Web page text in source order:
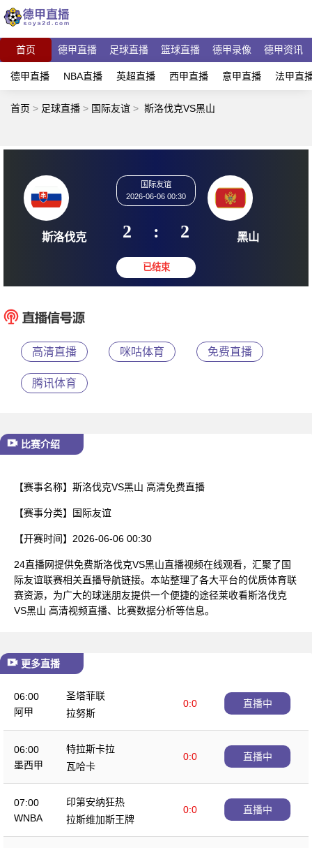
首页 德甲直播 足球直播 篮球直播 德甲录像 德甲资讯
德甲直播 NBA直播 英超直播 西甲直播 意甲直播 法甲直
首页 > 足球直播 > 国际友谊 > 斯洛伐克VS黑山
斯洛伐克
国际友谊
2026-06-06 00:30
2 : 2 黑
高清直播 咪咕体育 免费直播
腾讯体育
比赛介绍
【赛事名称】 斯洛伐克VS黑山 高清免费直播
【赛事分类】 国际友谊
【开赛时间】 2026-06-06 00:30
24直播网提供免费斯洛伐克VS黑山直播视频在线观看，汇聚了国
际友谊联赛相关直播导航链接。本站整理了各大平台的优质体育联
赛资源，为广大的球迷朋友提供一个便捷的途径莱收看斯洛伐克
VS黑山 高清视频直播、比赛数据分析等信息。
更多直播
06:00
阿甲
圣塔菲联
0:0
拉努斯
直播中
06:00
墨西甲
特拉斯卡拉
0:0
瓦哈卡
直播中
07:00
WNBA
印第安纳狂热
0:0
拉斯维加斯王牌
直播中